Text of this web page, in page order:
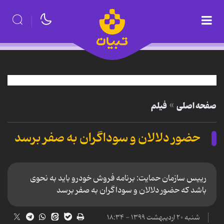
صفحه اصلی فیلم
حضور دلالان و سوداگران به صفر برسد
رییس سازمان حمایت: برنامه فروش خودرو باید به نحوی
باشد که حضور دلالان و سوداگران به صفر برسد
شنبه ۲۰ اردیبهشت ۱۳۹۹ - ۱۸:۳۴